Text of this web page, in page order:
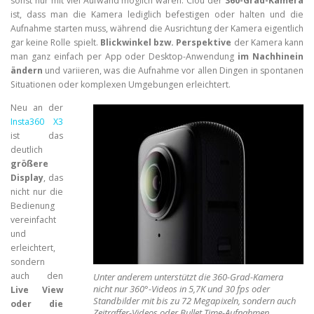
ist, dass man die Kamera lediglich befestigen oder halten und die
Aufnahme starten muss, während die Ausrichtung der Kamera eigentlich
gar keine Rolle spielt. Blickwinkel bzw. Perspektive der Kamera kann
man ganz einfach per App oder Desktop-Anwendung im Nachhinein
ändern und variieren, was die Aufnahme vor allen Dingen in spontanen
Situationen oder komplexen Umgebungen erleichtert.
Unter anderem unterstützt die 360-Grad-Kamera
nicht nur 360°-Videos in 5,7K und 30 fps oder
Standbilder mit bis zu 72 Megapixeln, sondern auch
Neu an der
Insta360 X3
ist das
deutlich
größere
Display, das
nicht nur die
Bedienung
vereinfacht
und
erleichtert,
sondern
auch den
Live View
oder die